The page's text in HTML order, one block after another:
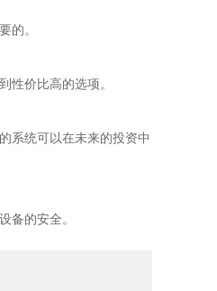
的。
价比高的选项。
系统可以在未来的投资中
的安全。